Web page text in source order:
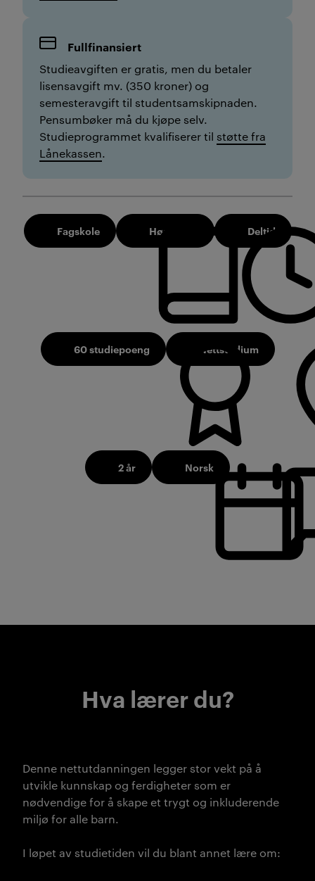
Fullfinansiert
Studieavgiften er gratis, men du betaler
lisensavgift mv. (350 kroner) og
semesteravgift til studentsamskipnaden.
Pensumbøker må du kjøpe selv.
Studieprogrammet kvalifiserer til støtte fra
Lånekassen.
Fagskole Høst 2026 Deltid
60 studiepoeng Nettstudium
2 år Norsk
Hva lærer du?
Denne nettutdanningen legger stor vekt på å
utvikle kunnskap og ferdigheter som er
nødvendige for å skape et trygt og inkluderende
miljø for alle barn.
I løpet av studietiden vil du blant annet lære om: